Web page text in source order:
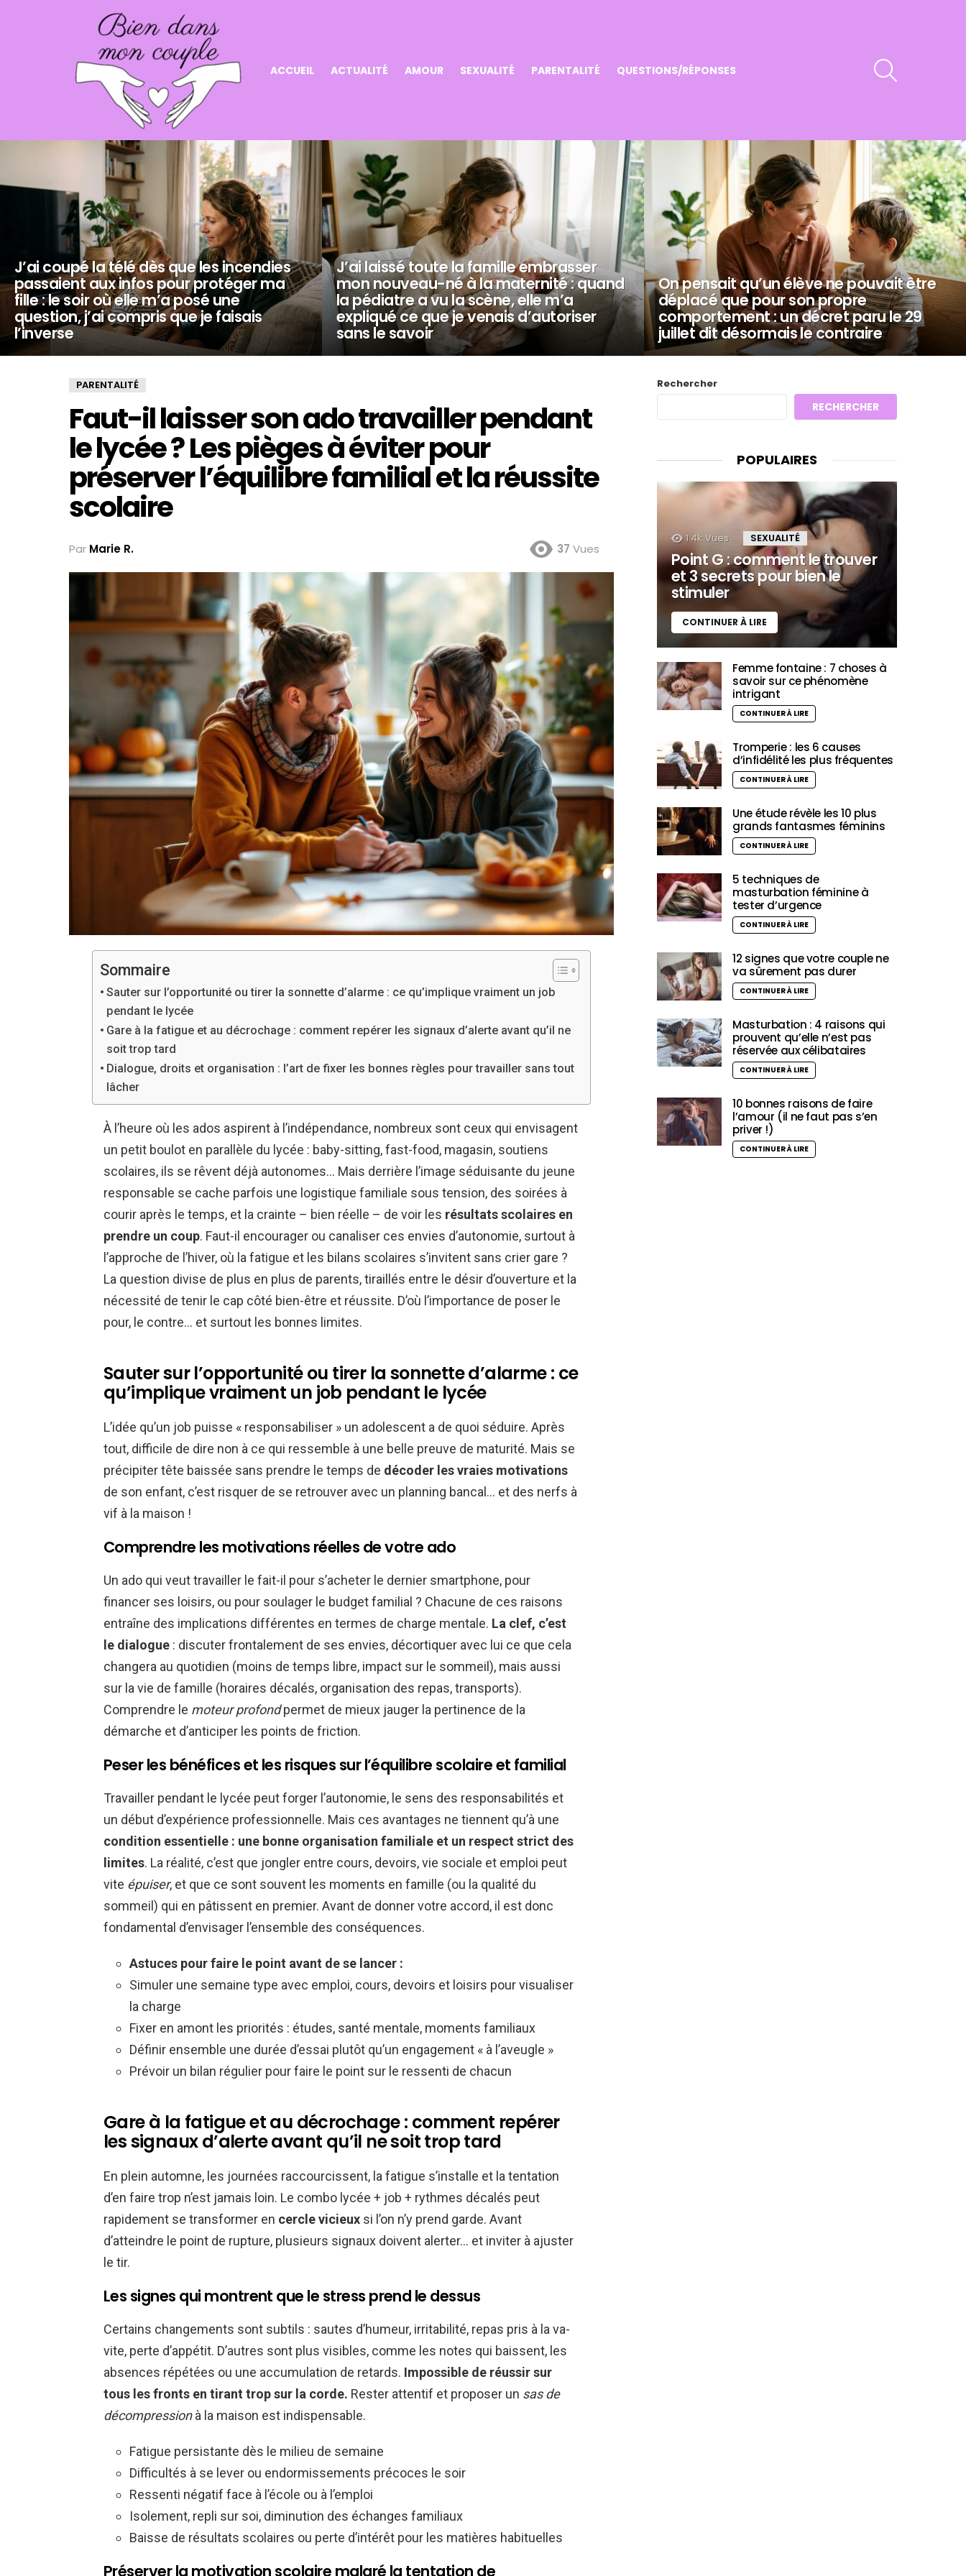
ACCUEIL ACTUALITÉ AMOUR SEXUALITÉ PARENTALITÉ QUESTIONS/RÉPONSES
J’ai coupé la télé dès que les incendies
passaient aux infos pour protéger ma
fille : le soir où elle m’a posé une
question, j’ai compris que je faisais
l’inverse
J’ai laissé toute la famille embrasser
mon nouveau-né à la maternité : quand
la pédiatre a vu la scène, elle m’a
expliqué ce que je venais d’autoriser
sans le savoir
On pensait qu’un élève ne pouvait être
déplacé que pour son propre
comportement : un décret paru le 29
juillet dit désormais le contraire
PARENTALITÉ
Faut-il laisser son ado travailler pendant
le lycée ? Les pièges à éviter pour
préserver l’équilibre familial et la réussite
scolaire
Par Marie R. 37 Vues
Sommaire
Sauter sur l’opportunité ou tirer la sonnette d’alarme : ce qu’implique vraiment un job
pendant le lycée
Gare à la fatigue et au décrochage : comment repérer les signaux d’alerte avant qu’il ne
soit trop tard
Dialogue, droits et organisation : l’art de fixer les bonnes règles pour travailler sans tout
lâcher
À l’heure où les ados aspirent à l’indépendance, nombreux sont ceux qui envisagent
un petit boulot en parallèle du lycée : baby-sitting, fast-food, magasin, soutiens
scolaires, ils se rêvent déjà autonomes… Mais derrière l’image séduisante du jeune
responsable se cache parfois une logistique familiale sous tension, des soirées à
courir après le temps, et la crainte – bien réelle – de voir les résultats scolaires en
prendre un coup. Faut-il encourager ou canaliser ces envies d’autonomie, surtout à
l’approche de l’hiver, où la fatigue et les bilans scolaires s’invitent sans crier gare ?
La question divise de plus en plus de parents, tiraillés entre le désir d’ouverture et la
nécessité de tenir le cap côté bien-être et réussite. D’où l’importance de poser le
pour, le contre… et surtout les bonnes limites.
Sauter sur l’opportunité ou tirer la sonnette d’alarme : ce
qu’implique vraiment un job pendant le lycée
L’idée qu’un job puisse « responsabiliser » un adolescent a de quoi séduire. Après
tout, difficile de dire non à ce qui ressemble à une belle preuve de maturité. Mais se
précipiter tête baissée sans prendre le temps de décoder les vraies motivations
de son enfant, c’est risquer de se retrouver avec un planning bancal… et des nerfs à
vif à la maison !
Comprendre les motivations réelles de votre ado
Un ado qui veut travailler le fait-il pour s’acheter le dernier smartphone, pour
financer ses loisirs, ou pour soulager le budget familial ? Chacune de ces raisons
entraîne des implications différentes en termes de charge mentale. La clef, c’est
le dialogue : discuter frontalement de ses envies, décortiquer avec lui ce que cela
changera au quotidien (moins de temps libre, impact sur le sommeil), mais aussi
sur la vie de famille (horaires décalés, organisation des repas, transports).
Comprendre le moteur profondpermet de mieux jauger la pertinence de la
démarche et d’anticiper les points de friction.
Peser les bénéfices et les risques sur l’équilibre scolaire et familial
Travailler pendant le lycée peut forger l’autonomie, le sens des responsabilités et
un début d’expérience professionnelle. Mais ces avantages ne tiennent qu’à une
condition essentielle : une bonne organisation familiale et un respect strict des
limites. La réalité, c’est que jongler entre cours, devoirs, vie sociale et emploi peut
vite épuiser, et que ce sont souvent les moments en famille (ou la qualité du
sommeil) qui en pâtissent en premier. Avant de donner votre accord, il est donc
fondamental d’envisager l’ensemble des conséquences.
Astuces pour faire le point avant de se lancer :
Simuler une semaine type avec emploi, cours, devoirs et loisirs pour visualiser
la charge
Fixer en amont les priorités : études, santé mentale, moments familiaux
Définir ensemble une durée d’essai plutôt qu’un engagement « à l’aveugle »
Prévoir un bilan régulier pour faire le point sur le ressenti de chacun
Gare à la fatigue et au décrochage : comment repérer
les signaux d’alerte avant qu’il ne soit trop tard
En plein automne, les journées raccourcissent, la fatigue s’installe et la tentation
d’en faire trop n’est jamais loin. Le combo lycée + job + rythmes décalés peut
rapidement se transformer en cercle vicieux si l’on n’y prend garde. Avant
d’atteindre le point de rupture, plusieurs signaux doivent alerter… et inviter à ajuster
le tir.
Les signes qui montrent que le stress prend le dessus
Certains changements sont subtils : sautes d’humeur, irritabilité, repas pris à la va-
vite, perte d’appétit. D’autres sont plus visibles, comme les notes qui baissent, les
absences répétées ou une accumulation de retards. Impossible de réussir sur
tous les fronts en tirant trop sur la corde. Rester attentif et proposer un sas de
décompressionà la maison est indispensable.
Fatigue persistante dès le milieu de semaine
Difficultés à se lever ou endormissements précoces le soir
Ressenti négatif face à l’école ou à l’emploi
Isolement, repli sur soi, diminution des échanges familiaux
Baisse de résultats scolaires ou perte d’intérêt pour les matières habituelles
Préserver la motivation scolaire malgré la tentation de
Rechercher
RECHERCHER
POPULAIRES
1.4k Vues SEXUALITÉ
Point G : comment le trouver
et 3 secrets pour bien le
stimuler
CONTINUER À LIRE
Femme fontaine : 7 choses à
savoir sur ce phénomène
intrigant
CONTINUER À LIRE
Tromperie : les 6 causes
d’infidélité les plus fréquentes
CONTINUER À LIRE
Une étude révèle les 10 plus
grands fantasmes féminins
CONTINUER À LIRE
5 techniques de
masturbation féminine à
tester d’urgence
CONTINUER À LIRE
12 signes que votre couple ne
va sûrement pas durer
CONTINUER À LIRE
Masturbation : 4 raisons qui
prouvent qu’elle n’est pas
réservée aux célibataires
CONTINUER À LIRE
10 bonnes raisons de faire
l’amour (il ne faut pas s’en
priver !)
CONTINUER À LIRE